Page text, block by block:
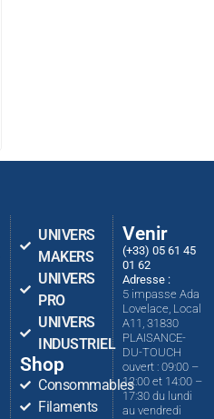
UNIVERS
MAKERS
UNIVERS
PRO
UNIVERS
INDUSTRIEL
Shop
Consommables
Filaments
Venir
(+33) 05 61 45
01 62
Adresse :
5 impasse Ada
Lovelace, Local
A11, 31830
PLAISANCE-
DU-TOUCH
ouvert : 09:00 –
12:00 et 14:00 –
17:30 du lundi
au vendredi